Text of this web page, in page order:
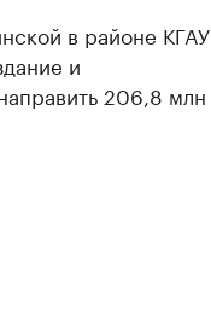
в районе КГАУ
и
206,8 млн